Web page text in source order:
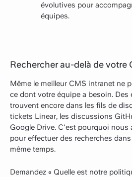
évolutives pour
équipes.
Rechercher au-delà de votre
Même le meilleur CMS intranet ne
ce dont votre équipe a besoin.
trouvent encore dans les fils de
tickets Linear, les discussions
Google Drive. C'est pourquoi nous
pour effectuer des recherches
même temps.
Demandez « Quelle est notre